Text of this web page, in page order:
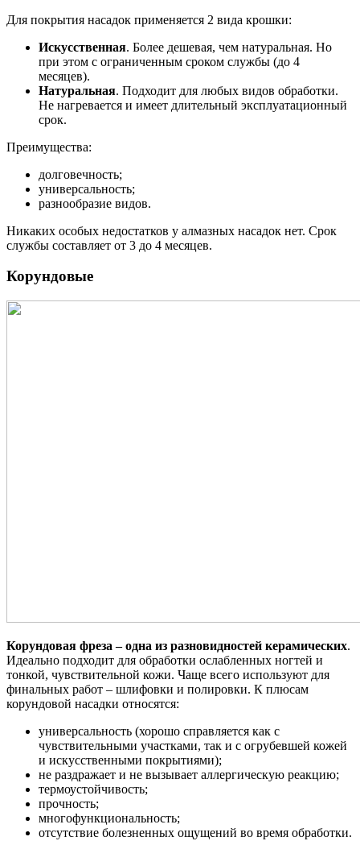
Для покрытия насадок применяется 2 вида крошки:
Искусственная. Более дешевая, чем натуральная. Но
при этом с ограниченным сроком службы (до 4
месяцев).
Натуральная. Подходит для любых видов обработки.
Не нагревается и имеет длительный эксплуатационный
срок.
Преимущества:
долговечность;
универсальность;
разнообразие видов.
Никаких особых недостатков у алмазных насадок нет. Срок
службы составляет от 3 до 4 месяцев.
Корундовые
Корундовая фреза – одна из разновидностей керамических.
Идеально подходит для обработки ослабленных ногтей и
тонкой, чувствительной кожи. Чаще всего используют для
финальных работ – шлифовки и полировки. К плюсам
корундовой насадки относятся:
универсальность (хорошо справляется как с
чувствительными участками, так и с огрубевшей кожей
и искусственными покрытиями);
не раздражает и не вызывает аллергическую реакцию;
термоустойчивость;
прочность;
многофункциональность;
отсутствие болезненных ощущений во время обработки.